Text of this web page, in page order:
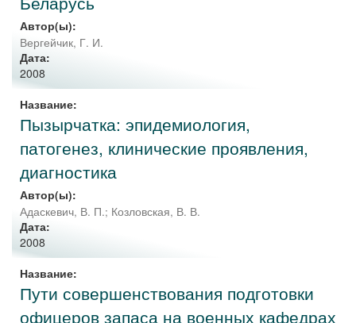
Автор(ы):
Вергейчик, Г. И.
Дата:
2008
Название:
Пызырчатка: эпидемиология,
патогенез, клинические проявления,
диагностика
Автор(ы):
Адаскевич, В. П.; Козловская, В. В.
Дата:
2008
Название:
Пути совершенствования подготовки
офицеров запаса на военных кафедрах